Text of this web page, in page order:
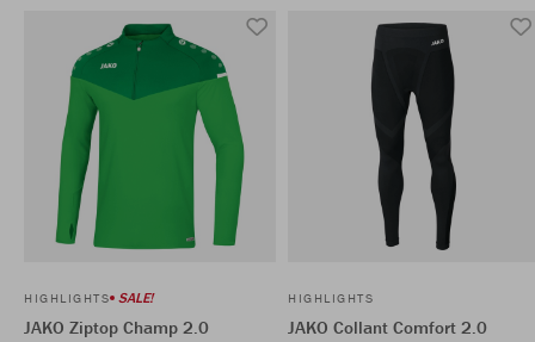
HIGHLIGHTS SALE!
JAKO Ziptop Champ 2.0
HIGHLIGHTS
JAKO Collant Comfort 2.0